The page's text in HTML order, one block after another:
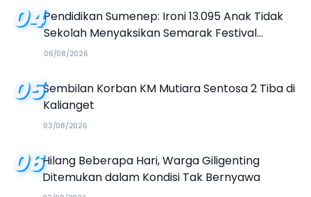
04Pendidikan Sumenep: Ironi 13.095 Anak Tidak
Sekolah Menyaksikan Semarak Festival
Kalender Event 2026
06/08/2026
05Sembilan Korban KM Mutiara Sentosa 2 Tiba di
Kalianget
03/08/2026
06Hilang Beberapa Hari, Warga Giligenting
Ditemukan dalam Kondisi Tak Bernyawa